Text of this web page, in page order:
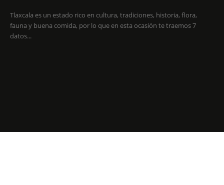
Tlaxcala es un estado rico en cultura, tradiciones, historia, flora,
fauna y buena comida, por lo que en esta ocasión te traemos 7
datos...